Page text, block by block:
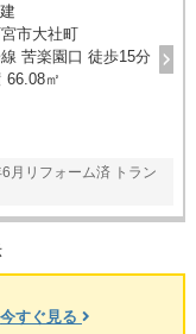
市大社町
苦楽園口 徒歩15分
66.08㎡
月リフォーム済 トラン
今すぐ見る